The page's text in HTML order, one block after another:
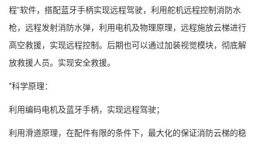
程”软件，搭配蓝牙手柄实现远程驾驶，利用舵机远程控制消防水
枪，远程发射消防水弹，利用电机及物理原理，远程施放云梯进行
高空救援，实现远程控制。后期也可以通过加装视觉模块，彻底解
放救援人员。实现安全救援。
*科学原理：
利用编码电机及蓝牙手柄，实现远程驾驶；
利用滑道原理，在配件有限的条件下，最大化的保证消防云梯的稳